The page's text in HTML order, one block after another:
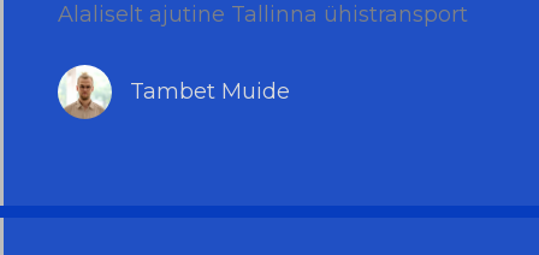
Alaliselt ajutine Tallinna ühistransport
Tambet Muide